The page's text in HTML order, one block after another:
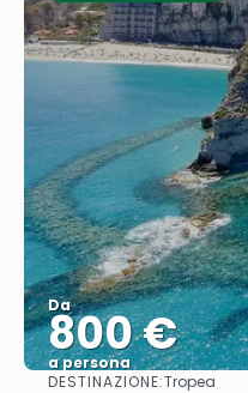
Da
800 €
a persona
DESTINAZIONE:Tropea